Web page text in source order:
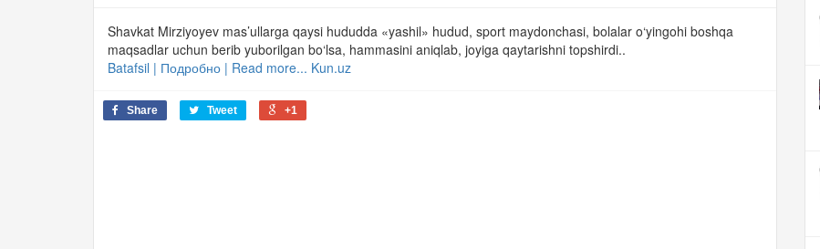
Shavkat Mirziyoyev mas’ullarga qaysi hududda «yashil» hudud, sport maydonchasi, bolalar o‘yingohi boshqa
maqsadlar uchun berib yuborilgan bo‘lsa, hammasini aniqlab, joyiga qaytarishni topshirdi..
Batafsil | Подробно | Read more... Kun.uz
Share Tweet +1